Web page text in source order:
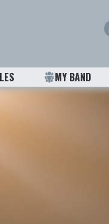
MY BAND